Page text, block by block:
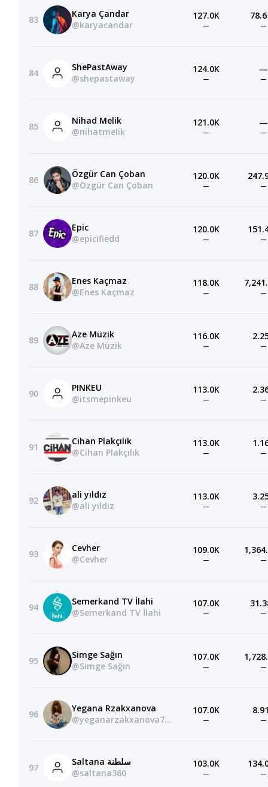
83
Karya Çandar
@karyacandar
127.0K
— —
84
ShePastAway
@shepastaway
124.0K
—
—
—
85
Nihad Melik
@nihatmelik
121.0K
—
—
—
86
Özgür Can Çoban
@Özgür Can Çoban
120.0K
— —
87
Epic
@epicifiedd
120.0K
— —
88
Enes Kaçmaz
@Enes Kaçmaz
118.0K
— —
89
Aze Müzik
@Aze Müzik
116.0K
— —
90
PINKEU
@itsmepinkeu
113.0K
— —
91
Cihan Plakçılık
@Cihan Plakçılık
113.0K
— —
92
ali yıldız
@ali yıldız
113.0K
— —
93
Cevher
@Cevher
109.0K
— —
94
Semerkand TV İlahi
@Semerkand TV İlahi
107.0K
— —
95
Simge Sağın
@Simge Sağın
107.0K
— —
96
Yegana Rzakxanova
@yeganarzakxanova724
107.0K
— —
97
Saltana سلطنة
@saltana360
103.0K
— —